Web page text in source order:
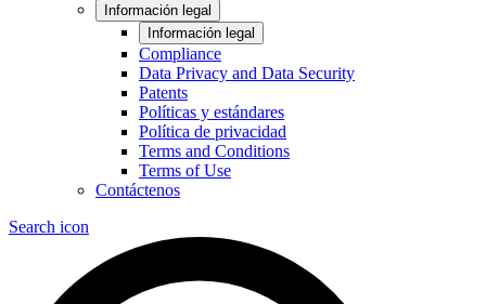
Información legal
Información legal
Compliance
Data Privacy and Data Security
Patents
Políticas y estándares
Política de privacidad
Terms and Conditions
Terms of Use
Contáctenos
Search icon